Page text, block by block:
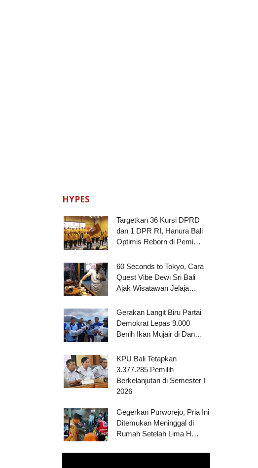
HYPES
Targetkan 36 Kursi DPRD
dan 1 DPR RI, Hanura Bali
Optimis Reborn di Pemi…
60 Seconds to Tokyo, Cara
Quest Vibe Dewi Sri Bali
Ajak Wisatawan Jelaja…
Gerakan Langit Biru Partai
Demokrat Lepas 9.000
Benih Ikan Mujair di Dan…
KPU Bali Tetapkan
3.377.285 Pemilih
Berkelanjutan di Semester I
2026
Gegerkan Purworejo, Pria Ini
Ditemukan Meninggal di
Rumah Setelah Lima H…